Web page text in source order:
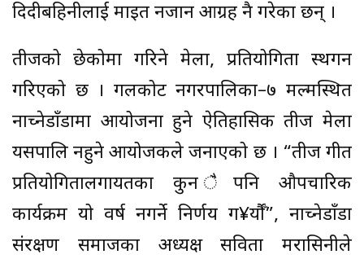
दिदीबहिनीलाई माइत नजान आग्रह नै गरेका छन् ।
तीजको छेकोमा गरिने मेला, प्रतियोगिता स्थगन
गरिएको छ । गलकोट नगरपालिका–७ मल्मस्थित
नाच्नेडाँडामा आयोजना हुने ऐतिहासिक तीज मेला
यसपालि नहुने आयोजकले जनाएको छ । “तीज गीत
प्रतियोगितालगायतका कुन ैपनि औपचारिक
कार्यक्रम यो वर्ष नगर्ने निर्णय ग¥र्यौँ”, नाच्नेडाँडा
संरक्षण समाजका अध्यक्ष सविता मरासिनीले